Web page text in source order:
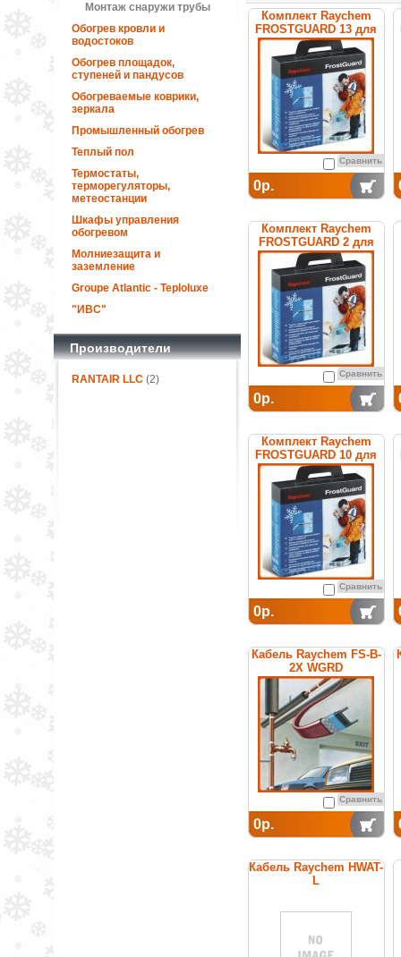
Монтаж снаружи трубы
Обогрев кровли и
водостоков
Обогрев площадок,
ступеней и пандусов
Обогреваемые коврики,
зеркала
Промышленный обогрев
Теплый пол
Термостаты,
терморегуляторы,
метеостанции
Шкафы управления
обогревом
Молниезащита и
заземление
Groupe Atlantic - Teploluxe
"ИВС"
Производители
RANTAIR LLC(2)
Комплект Raychem
FROSTGUARD 13 для
обогрева труб
Сравнить
0р.
Комплект Raychem
FROSTGUARD 2 для
обогрева труб
Сравнить
0р.
Комплект Raychem
FROSTGUARD 10 для
обогрева труб
Сравнить
0р.
Кабель Raychem FS-B-
2X WGRD
саморегулирующийся
греющий
Сравнить
0р.
Кабель Raychem HWAT-
L
температуры горячей
воды